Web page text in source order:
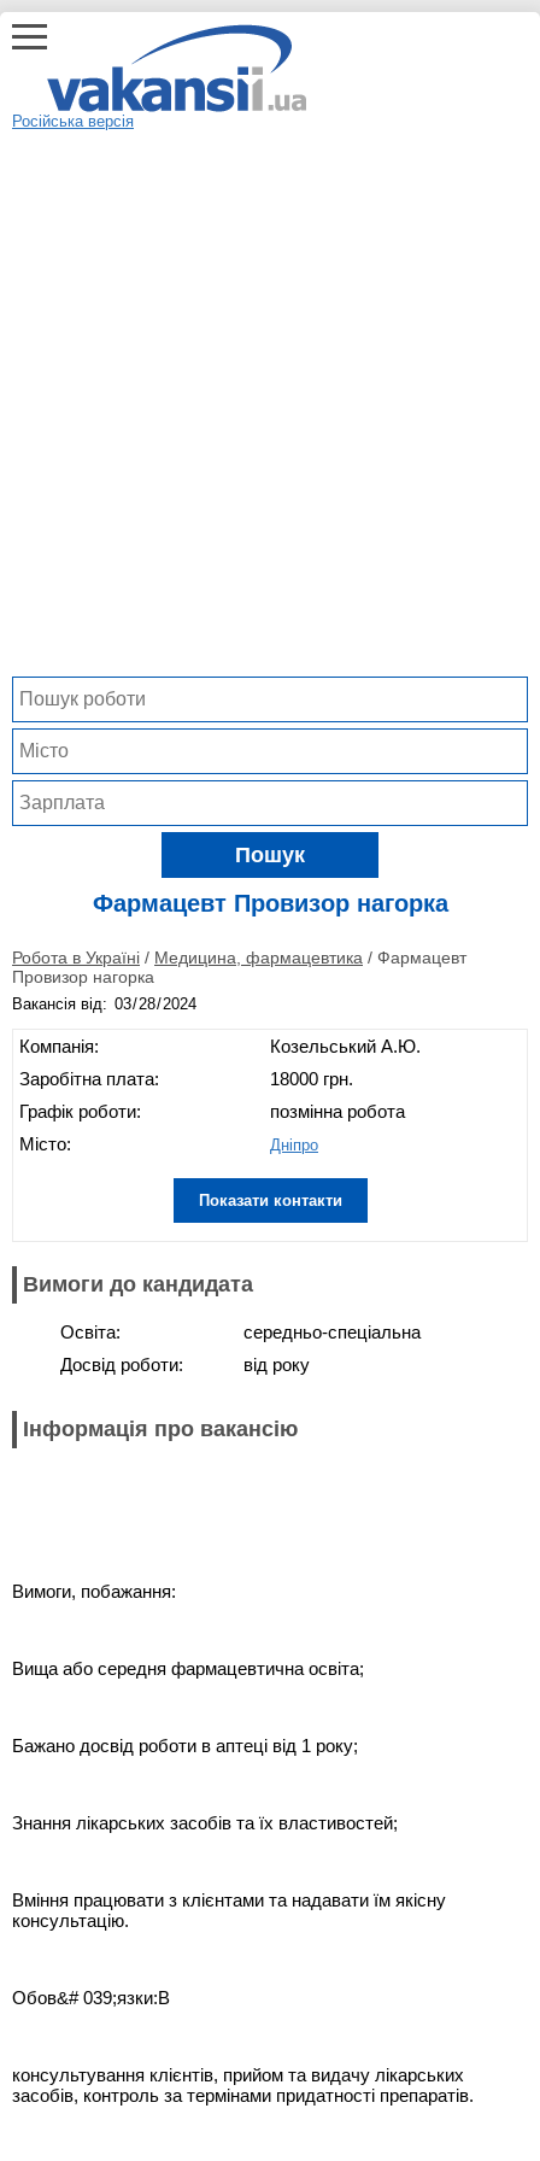
Російська версія
Пошук
Фармацевт Провизор нагорка
Робота в Україні / Медицина, фармацевтика / Фармацевт
Провизор нагорка
Вакансія від:
Компанія:
Заробітна плата:
Графік роботи:
Місто:
Козельський А.Ю.
18000 грн.
позмінна робота
Дніпро
Показати контакти
Вимоги до кандидата
Освіта:
Досвід роботи:
середньо-спеціальна
від року
Інформація про вакансію
Вимоги, побажання:
Вища або середня фармацевтична освіта;
Бажано досвід роботи в аптеці від 1 року;
Знання лікарських засобів та їх властивостей;
Вміння працювати з клієнтами та надавати їм якісну
консультацію.
Обов&# 039;язки:В
консультування клієнтів, прийом та видачу лікарських
засобів, контроль за термінами придатності препаратів.